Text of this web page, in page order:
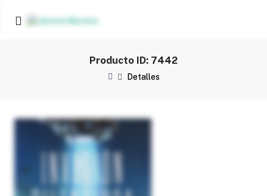
Producto ID: 7442
Detalles